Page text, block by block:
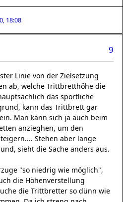
18:08
9
Linie von der Zielsetzung
ab, welche Trittbretthöhe die
das sportliche
kann das Trittbrett gar
Man kann sich ja auch beim
anzieghen, um den
Stehen aber lange
sieht die Sache anders aus.
"so niedrig wie möglich",
die Höhenverstellung
die Trittbretter so dünn wie